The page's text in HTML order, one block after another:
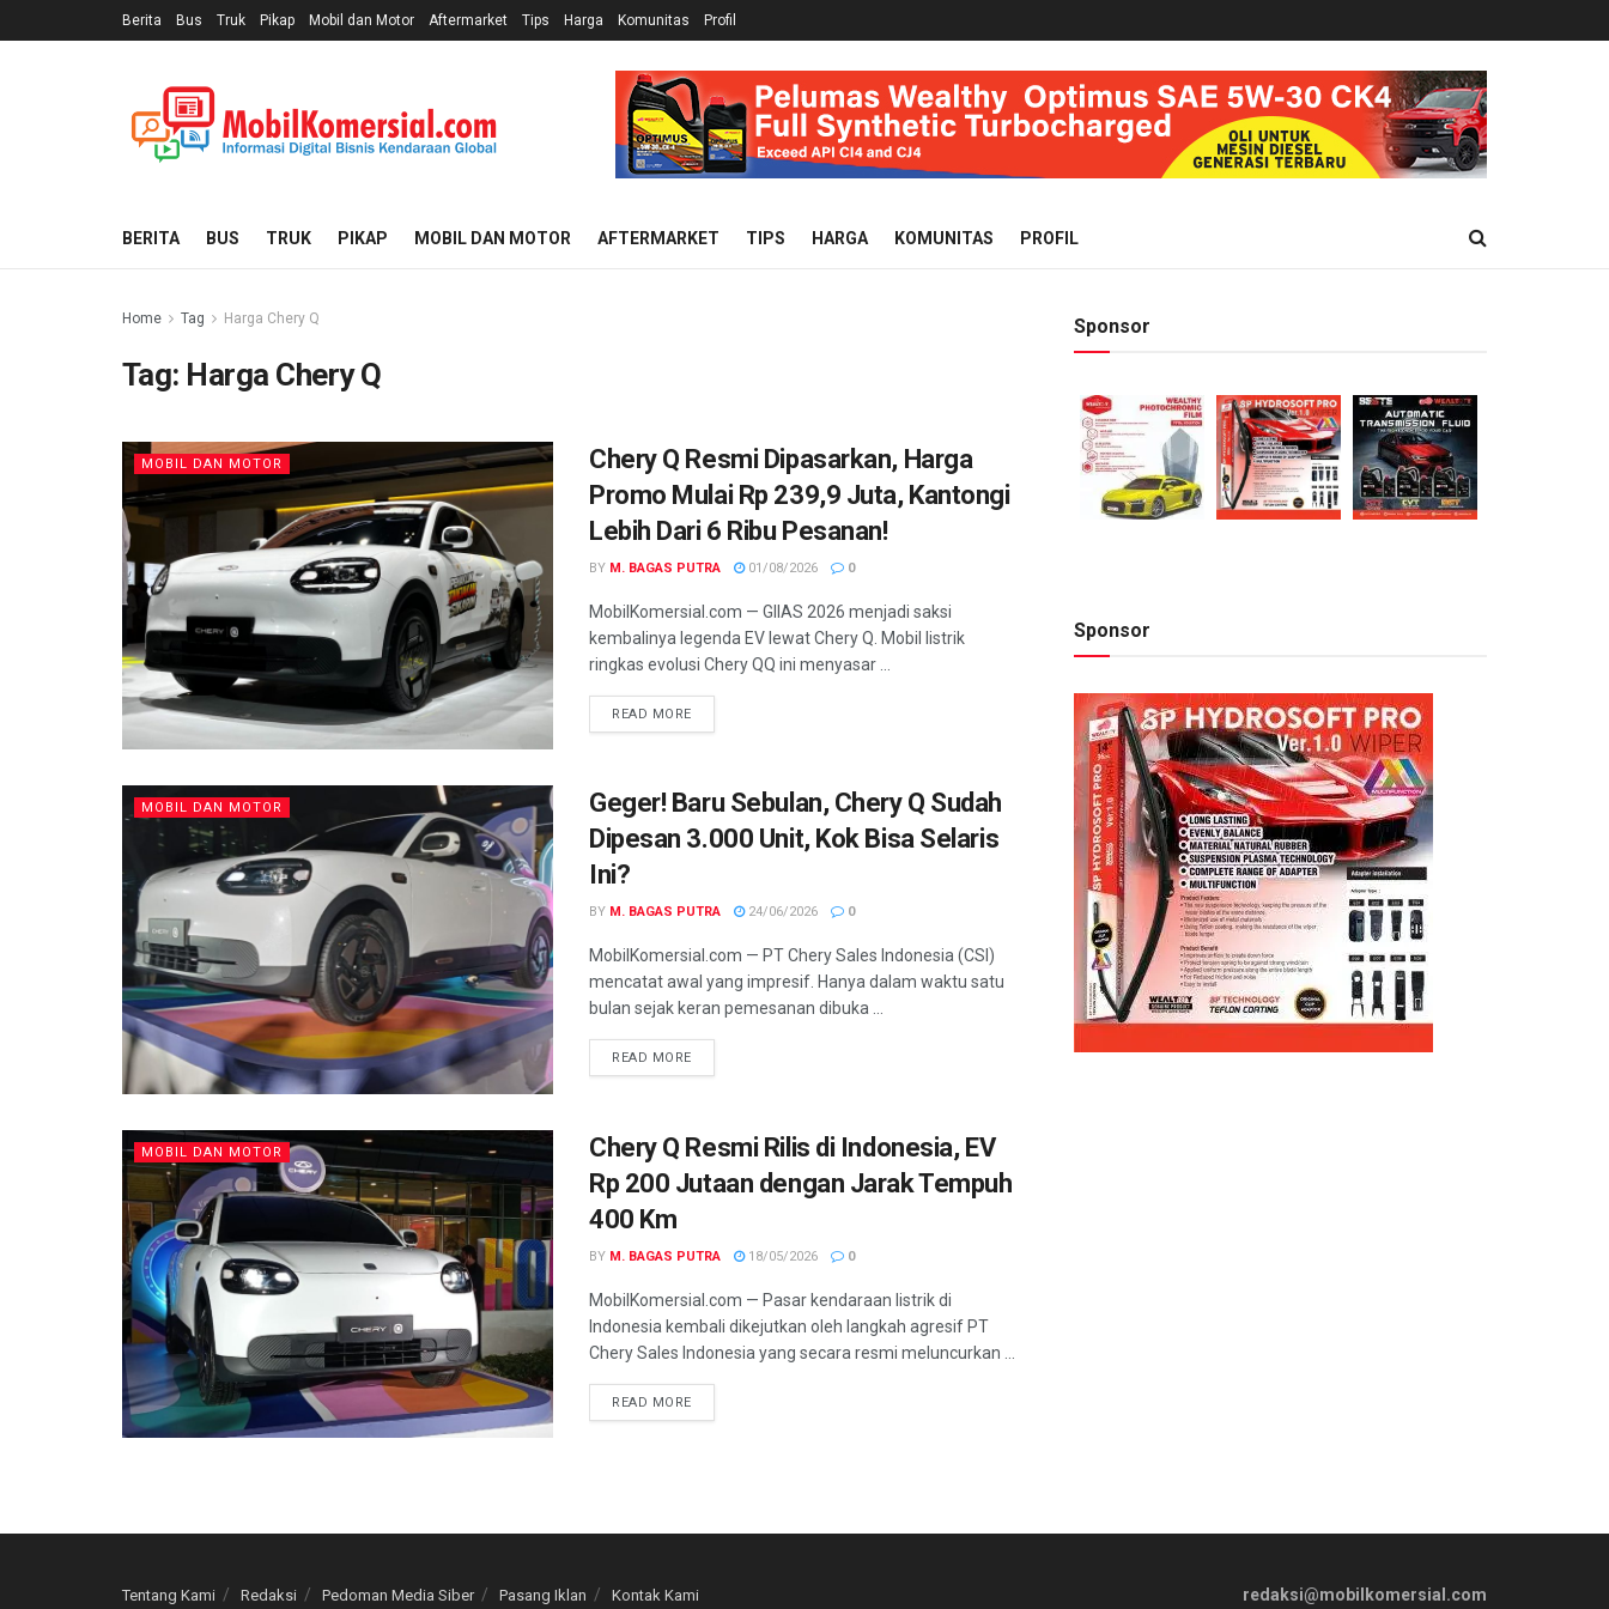
Berita Bus Truk Pikap Mobil dan Motor Aftermarket Tips Harga Komunitas Profil
BERITA BUS TRUK PIKAP MOBIL DAN MOTOR AFTERMARKET TIPS HARGA KOMUNITAS PROFIL
Home Tag Harga Chery Q
Tag: Harga Chery Q
MOBIL DAN MOTOR
Chery Q Resmi Dipasarkan, Harga
Promo Mulai Rp 239,9 Juta, Kantongi
Lebih Dari 6 Ribu Pesanan!
BY M. BAGAS PUTRA 01/08/2026 0
MobilKomersial.com — GIIAS 2026 menjadi saksi
kembalinya legenda EV lewat Chery Q. Mobil listrik
ringkas evolusi Chery QQ ini menyasar ...
READ MORE
MOBIL DAN MOTOR
Geger! Baru Sebulan, Chery Q Sudah
Dipesan 3.000 Unit, Kok Bisa Selaris
Ini?
BY M. BAGAS PUTRA 24/06/2026 0
MobilKomersial.com — PT Chery Sales Indonesia (CSI)
mencatat awal yang impresif. Hanya dalam waktu satu
bulan sejak keran pemesanan dibuka ...
READ MORE
MOBIL DAN MOTOR
Chery Q Resmi Rilis di Indonesia, EV
Rp 200 Jutaan dengan Jarak Tempuh
400 Km
BY M. BAGAS PUTRA 18/05/2026 0
MobilKomersial.com — Pasar kendaraan listrik di
Indonesia kembali dikejutkan oleh langkah agresif PT
Chery Sales Indonesia yang secara resmi meluncurkan ...
READ MORE
Sponsor
Sponsor
Tentang Kami Redaksi Pedoman Media Siber Pasang Iklan Kontak Kami redaksi@mobilkomersial.com